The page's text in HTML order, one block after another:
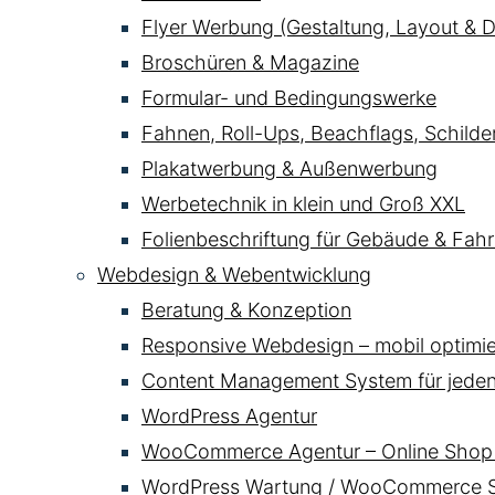
Flyer Werbung (Gestaltung, Layout &
Broschüren & Magazine
Formular- und Bedingungswerke
Fahnen, Roll-Ups, Beachflags,
Plakatwerbung & Außenwerbung
Werbetechnik in klein und Groß XXL
Folienbeschriftung für Gebäude &
Webdesign & Webentwicklung
Beratung & Konzeption
Responsive Webdesign – mobil
Content Management System für
WordPress Agentur
WooCommerce Agentur – Online
WordPress Wartung / WooCommerce